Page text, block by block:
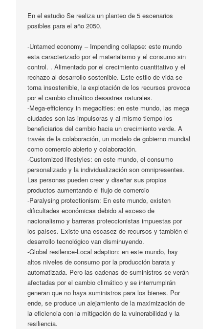
En el estudio Se realiza un planteo de 5 escenarios
posibles para el año 2050.
-Untamed economy – Impending collapse: este mundo
esta caracterizado por el materialismo y el consumo sin
control. . Alimentado por el crecimiento cuantitativo y el
rechazo al desarrollo sostenible. Este estilo de vida se
torna insostenible, la explotación de los recursos provoca
por el cambio climático desastres naturales.
-Mega-efficiency in megacities: en este mundo, las mega
ciudades son las impulsoras y al mismo tiempo los
beneficiarios del cambio hacia un crecimiento verde. A
través de la colaboración, un modelo de gobierno mundial
como comercio abierto y colaboración.
-Customized lifestyles: en este mundo, el consumo
personalizado y la individualización son omnipresentes.
Las personas pueden crear y diseñar sus propios
productos aumentando el flujo de comercio
-Paralysing protectionism: En este mundo, existen
dificultades económicas debido al exceso de
nacionalismo y barreras proteccionistas impuestas por
los países. Existe una escasez de recursos y también el
desarrollo tecnológico van disminuyendo.
-Global resilence-Local adaption: en este mundo, hay
altos niveles de consumo por la producción barata y
automatizada. Pero las cadenas de suministros se verán
afectadas por el cambio climático y se interrumpirán
generan que no haya suministros para los bienes. Por
ende, se produce un alejamiento de la maximización de
la eficiencia con la mitigación de la vulnerabilidad y la
resiliencia.